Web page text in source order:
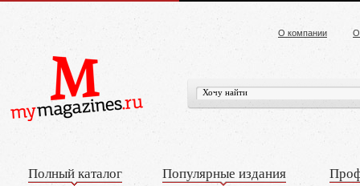
О компании
Полный каталог Популярные издания